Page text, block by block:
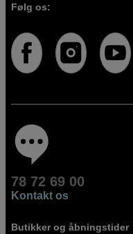
Følg os:
78 72 69 00
Kontakt os
Butikker og åbningstider